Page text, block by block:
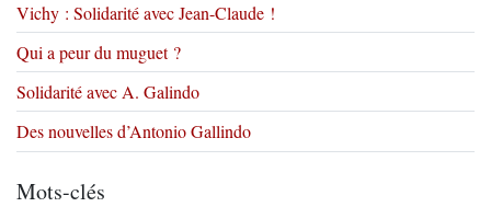
Vichy : Solidarité avec Jean-Claude !
Qui a peur du muguet ?
Solidarité avec A. Galindo
Des nouvelles d’Antonio Gallindo
Mots-clés